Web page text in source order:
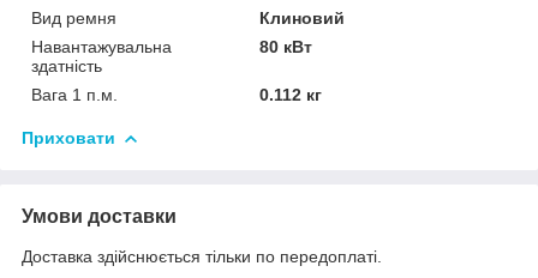
Вид ремня
Клиновий
Навантажувальна
здатність
80 кВт
Вага 1 п.м. 0.112 кг
Приховати
Умови доставки
Доставка здійснюється тільки по передоплаті.